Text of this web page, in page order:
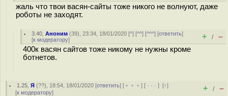
жаль что твои васян-сайты тоже никого не волнуют, даже
роботы не заходят.
3.40 ,Аноним (39), 23:34, 18/01/2020 [^] [^^] [^^^] [ответить]
[к модератору] + / –
400к васян сайтов тоже никому не нужны кроме
ботнетов.
1.25 ,Я (??), 18:54, 18/01/2020 [ответить] [ ﹢﹢﹢] [ · · ·][↑]
[к модератору] + / –